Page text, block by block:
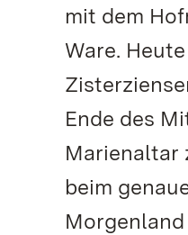
mit dem
Ware.
Ende des
Marienaltar
beim